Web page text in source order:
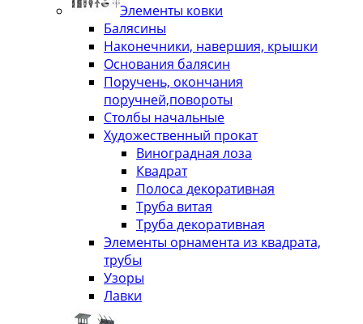
Элементы ковки
Балясины
Наконечники, навершия, крышки
Основания балясин
Поручень, окончания
поручней,повороты
Столбы начальные
Художественный прокат
Виноградная лоза
Квадрат
Полоса декоративная
Труба витая
Труба декоративная
Элементы орнамента из квадрата,
трубы
Узоры
Лавки